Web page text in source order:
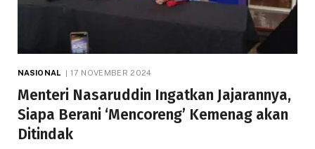
NASIONAL 17 NOVEMBER 2024
Menteri Nasaruddin Ingatkan Jajarannya,
Siapa Berani ‘Mencoreng’ Kemenag akan
Ditindak